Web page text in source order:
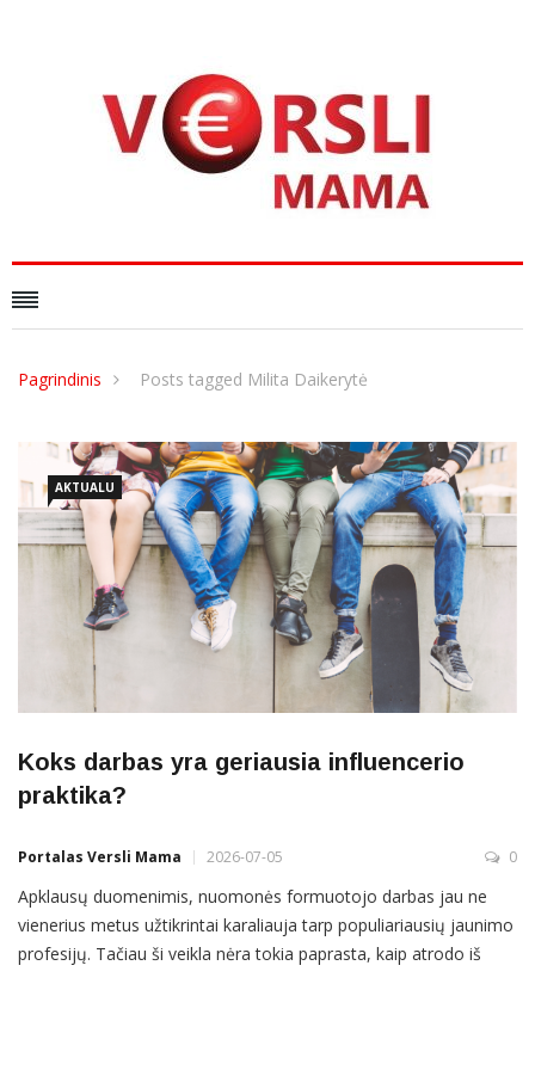
Pagrindinis Posts tagged Milita Daikerytė
AKTUALU
Koks darbas yra geriausia influencerio
praktika?
Portalas Versli Mama 2026-07-05 0
Apklausų duomenimis, nuomonės formuotojo darbas jau ne
vienerius metus užtikrintai karaliauja tarp populiariausių jaunimo
profesijų. Tačiau ši veikla nėra tokia paprasta, kaip atrodo iš